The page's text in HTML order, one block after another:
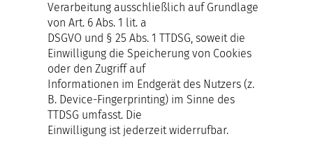
Verarbeitung ausschließlich auf Grundlage
von Art. 6 Abs. 1 lit. a
DSGVO und § 25 Abs. 1 TTDSG, soweit die
Einwilligung die Speicherung von Cookies
oder den Zugriff auf
Informationen im Endgerät des Nutzers (z.
B. Device-Fingerprinting) im Sinne des
TTDSG umfasst. Die
Einwilligung ist jederzeit widerrufbar.